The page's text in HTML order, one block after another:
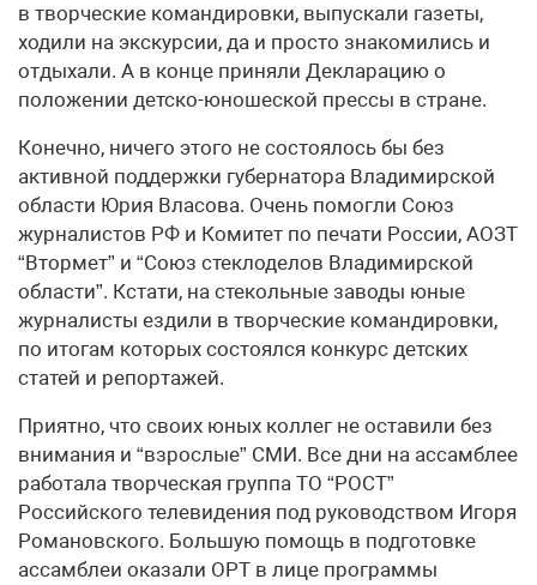
в творческие командировки, выпускали газеты,
ходили на экскурсии, да и просто знакомились и
отдыхали. А в конце приняли Декларацию о
положении детско-юношеской прессы в стране.
Конечно, ничего этого не состоялось бы без
активной поддержки губернатора Владимирской
области Юрия Власова. Очень помогли Союз
журналистов РФ и Комитет по печати России, АОЗТ
“Втормет” и “Союз стеклоделов Владимирской
области”. Кстати, на стекольные заводы юные
журналисты ездили в творческие командировки,
по итогам которых состоялся конкурс детских
статей и репортажей.
Приятно, что своих юных коллег не оставили без
внимания и “взрослые” СМИ. Все дни на ассамблее
работала творческая группа ТО “РОСТ”
Российского телевидения под руководством Игоря
Романовского. Большую помощь в подготовке
ассамблеи оказали ОРТ в лице программы